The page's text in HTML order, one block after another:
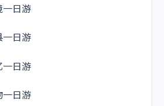
一日游
一日游
一日游
一日游